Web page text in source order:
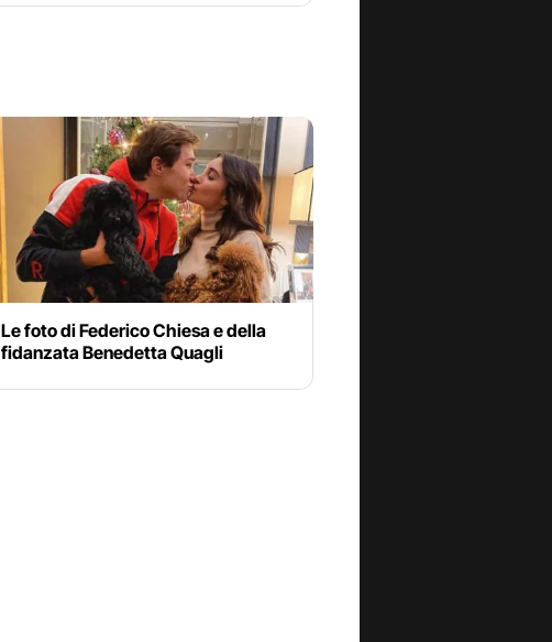
Le foto di Federico Chiesa e della
fidanzata Benedetta Quagli